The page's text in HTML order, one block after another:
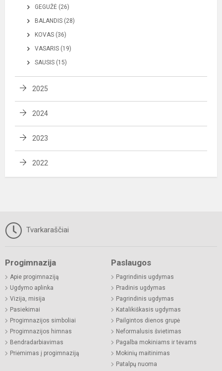
GEGUŽĖ (26)
BALANDIS (28)
KOVAS (36)
VASARIS (19)
SAUSIS (15)
2025
2024
2023
2022
Tvarkaraščiai
Progimnazija
Apie progimnaziją
Ugdymo aplinka
Vizija, misija
Pasiekimai
Progimnazijos simboliai
Progimnazijos himnas
Bendradarbiavimas
Priėmimas į progimnaziją
Paslaugos
Pagrindinis ugdymas
Pradinis ugdymas
Pagrindinis ugdymas
Katalikiškasis ugdymas
Pailgintos dienos grupė
Neformalusis švietimas
Pagalba mokiniams ir tėvams
Mokinių maitinimas
Patalpų nuoma